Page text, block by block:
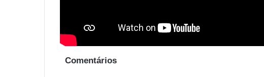
Comentários